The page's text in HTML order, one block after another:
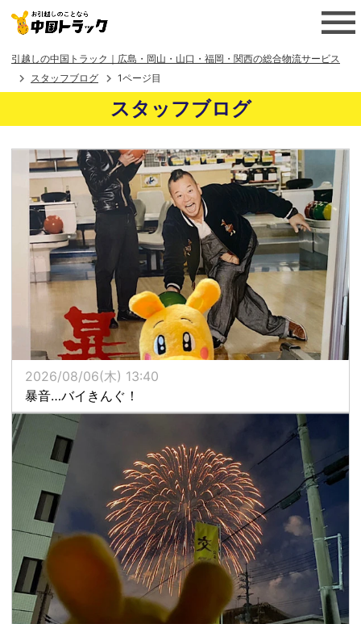
引越しの中国トラック｜広島・岡山・山口・福岡・関西の総合物流サービス
スタッフブログ
1ページ目
スタッフブログ
2026/08/06(木) 13:40
暴音…バイきんぐ！